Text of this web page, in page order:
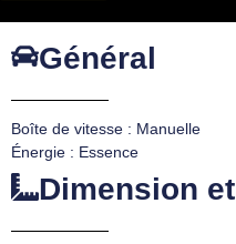
Général
Boîte de vitesse : Manuelle
Énergie : Essence
Dimension